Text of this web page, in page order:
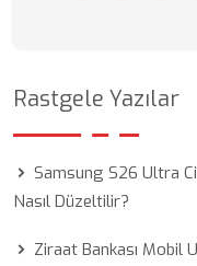
Rastgele Yazılar
Samsung S26 Ultra
Nasıl Düzeltilir?
Ziraat Bankası Mobil